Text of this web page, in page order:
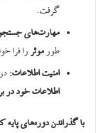
گرفت.
مهارت‌های جستجو
طور موثر را فرا
امنیت اطلاعات:
اطلاعات خود در
با گذراندن دوره‌های پایه